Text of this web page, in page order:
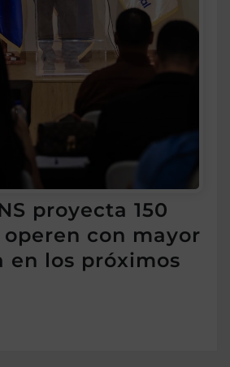
proyecta 150
con mayor
en los próximos